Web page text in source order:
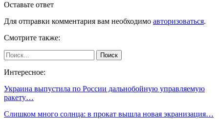
Оставьте ответ
Для отправки комментария вам необходимо авторизоваться.
Смотрите также:
Интересное:
Украина выпустила по России дальнобойную управляемую
ракету…
Слишком много солнца: в прокат вышла новая экранизация…